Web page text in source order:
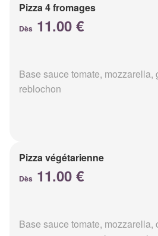
Pizza 4 fromages
Dès 11.00 €
Base sauce tomate, mozzarella,
reblochon
Pizza végétarienne
Dès 11.00 €
Base sauce tomate, mozzarella,